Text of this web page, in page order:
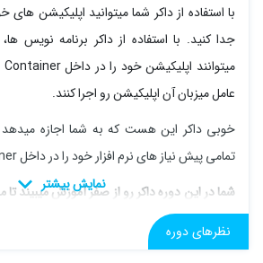
با استفاده از داکر شما میتوانید اپلیکیشن
جدا کنید. با استفاده از داکر برنامه نویس
عامل میزبان آن اپلیکیشن رو اجرا کنند.
تمامی پیش نیاز های نرم افزار خود را در داخل Container قرار دهید.
شما در این دوره داکر رو از صفر آموزش میبیند تا
داکر پیش خواهیم رفت
نظرهای دوره